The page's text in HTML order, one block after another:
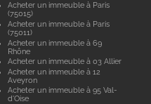
Acheter un immeuble à Paris
(75015)
Acheter un immeuble à Paris
(75011)
Acheter un immeuble à 69
Rhône
Acheter un immeuble à 03 Allier
Acheter un immeuble à 12
Aveyron
Acheter un immeuble à 95 Val-
d'Oise